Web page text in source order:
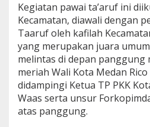
e
l
e
p
a
s
R
i
b
Kegiatan pawai ta’aruf ini
Kecamatan, diawali dengan
Taaruf oleh kafilah
yang merupakan juara
melintas di depan panggung
meriah Wali Kota Medan
didampingi Ketua TP PKK
Waas serta unsur
atas panggung.